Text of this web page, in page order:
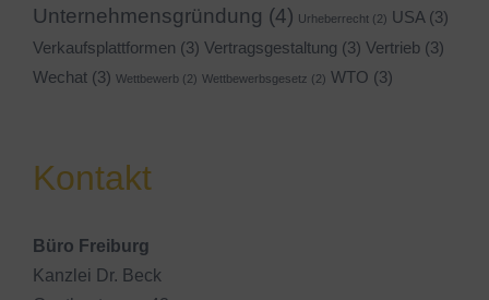
Unternehmensgründung (4) Urheberrecht (2) USA (3)
Verkaufsplattformen (3) Vertragsgestaltung (3) Vertrieb (3)
Wechat (3) Wettbewerb (2) Wettbewerbsgesetz (2) WTO (3)
Kontakt
Büro Freiburg
Kanzlei Dr. Beck